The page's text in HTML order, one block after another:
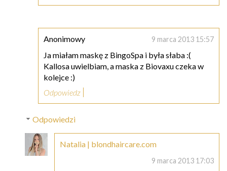
Anonimowy 9 marca 2013 15:57
Ja miałam maskę z BingoSpa i była słaba :(
Kallosa uwielbiam, a maska z Biovaxu czeka w
kolejce :)
Odpowiedz
Odpowiedzi
Natalia | blondhaircare.com
9 marca 2013 17:03